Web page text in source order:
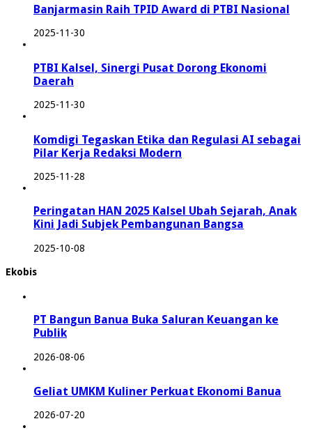
Banjarmasin Raih TPID Award di PTBI Nasional
2025-11-30
PTBI Kalsel, Sinergi Pusat Dorong Ekonomi
Daerah
2025-11-30
Komdigi Tegaskan Etika dan Regulasi AI sebagai
Pilar Kerja Redaksi Modern
2025-11-28
Peringatan HAN 2025 Kalsel Ubah Sejarah, Anak
Kini Jadi Subjek Pembangunan Bangsa
2025-10-08
Ekobis
PT Bangun Banua Buka Saluran Keuangan ke
Publik
2026-08-06
Geliat UMKM Kuliner Perkuat Ekonomi Banua
2026-07-20